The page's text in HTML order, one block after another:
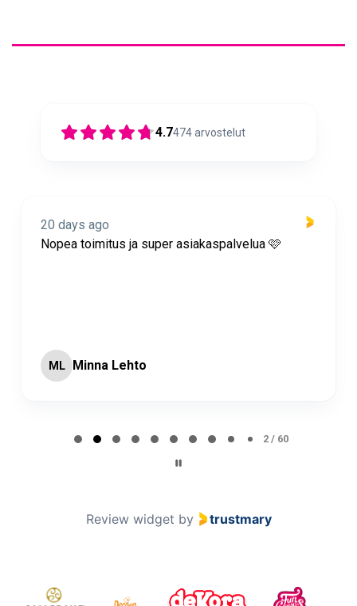
4.7474arvostelut
20 days ago
Nopea toimitus ja super asiakaspalvelua 🩷
ML Minna Lehto
2 / 60
Review widget by trustmary